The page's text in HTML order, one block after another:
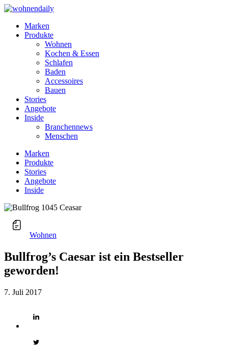
Marken
Produkte
Wohnen
Kochen & Essen
Schlafen
Baden
Accessoires
Bauen
Stories
Angebote
Inside
Branchennews
Menschen
Marken
Produkte
Stories
Angebote
Inside
Wohnen
Bullfrog’s Caesar ist ein Bestseller
geworden!
7. Juli 2017